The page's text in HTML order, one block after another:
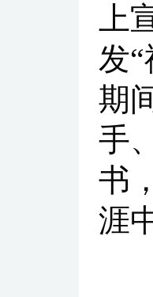
上
发
期
手
书
涯